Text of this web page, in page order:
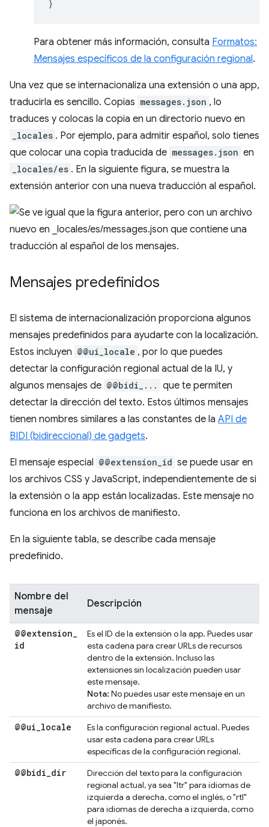
}
Para obtener más información, consulta Formatos:
Mensajes específicos de la configuración regional.
Una vez que se internacionaliza una extensión o una app,
traducirla es sencillo. Copias messages.json , lo
traduces y colocas la copia en un directorio nuevo en
_locales . Por ejemplo, para admitir español, solo tienes
que colocar una copia traducida de messages.json en
_locales/es . En la siguiente figura, se muestra la
extensión anterior con una nueva traducción al español.
Mensajes predefinidos
El sistema de internacionalización proporciona algunos
mensajes predefinidos para ayudarte con la localización.
Estos incluyen @@ui_locale , por lo que puedes
detectar la configuración regional actual de la IU, y
algunos mensajes de @@bidi_... que te permiten
detectar la dirección del texto. Estos últimos mensajes
tienen nombres similares a las constantes de la API de
BIDI (bidireccional) de gadgets.
El mensaje especial @@extension_id se puede usar en
los archivos CSS y JavaScript, independientemente de si
la extensión o la app están localizadas. Este mensaje no
funciona en los archivos de manifiesto.
En la siguiente tabla, se describe cada mensaje
predefinido.
Nombre del
mensaje
Descripción
@@extension_
id
Es el ID de la extensión o la app. Puedes usar
esta cadena para crear URLs de recursos
dentro de la extensión. Incluso las
extensiones sin localización pueden usar
este mensaje.
Nota: No puedes usar este mensaje en un
archivo de manifiesto.
@@ui_locale
Es la configuración regional actual. Puedes
usar esta cadena para crear URLs
específicas de la configuración regional.
@@bidi_dir
Dirección del texto para la configuración
regional actual, ya sea "ltr" para idiomas de
izquierda a derecha, como el inglés, o "rtl"
para idiomas de derecha a izquierda, como
el japonés.